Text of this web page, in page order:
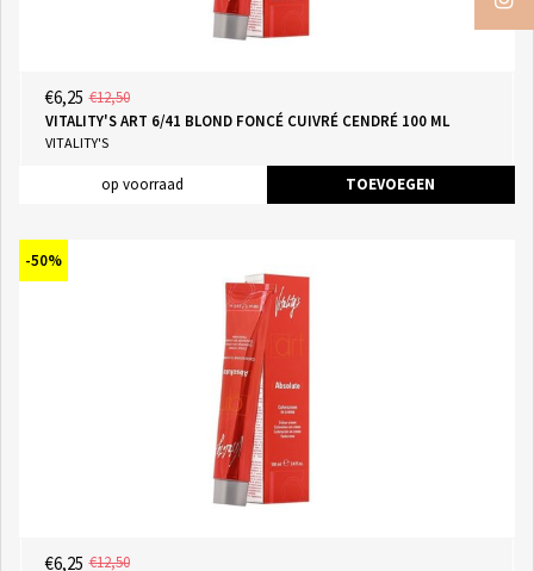
€6,25 €12,50
VITALITY'S ART 6/41 BLOND FONCÉ CUIVRÉ CENDRÉ 100 ML
VITALITY'S
op voorraad TOEVOEGEN
-50%
€6,25 €12,50